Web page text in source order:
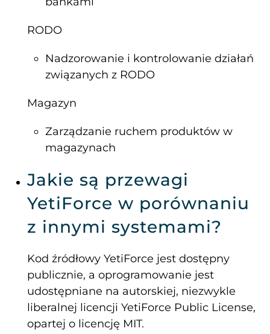
RODO
Nadzorowanie i kontrolowanie działań
związanych z RODO
Magazyn
Zarządzanie ruchem produktów w
magazynach
Jakie są przewagi
YetiForce w porównaniu
z innymi systemami?
Kod źródłowy YetiForce jest dostępny
publicznie, a oprogramowanie jest
udostępniane na autorskiej, niezwykle
liberalnej licencji YetiForce Public License,
opartej o licencję MIT.